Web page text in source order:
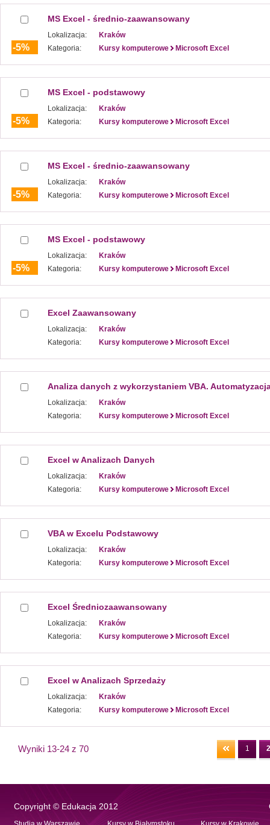
-5%
MS Excel - średnio-zaawansowany
Lokalizacja:
Kraków
Kategoria:
Kursy komputerowe Microsoft Excel
-5%
MS Excel - podstawowy
Lokalizacja:
Kraków
Kategoria:
Kursy komputerowe Microsoft Excel
-5%
MS Excel - średnio-zaawansowany
Lokalizacja:
Kraków
Kategoria:
Kursy komputerowe Microsoft Excel
-5%
MS Excel - podstawowy
Lokalizacja:
Kraków
Kategoria:
Kursy komputerowe Microsoft Excel
Excel Zaawansowany
Lokalizacja:
Kraków
Kategoria:
Kursy komputerowe Microsoft Excel
Analiza danych z wykorzystaniem VBA.
Lokalizacja:
Kraków
Kategoria:
Kursy komputerowe Microsoft Excel
Excel w Analizach Danych
Lokalizacja:
Kraków
Kategoria:
Kursy komputerowe Microsoft Excel
VBA w Excelu Podstawowy
Lokalizacja:
Kraków
Kategoria:
Kursy komputerowe Microsoft Excel
Excel Średniozaawansowany
Lokalizacja:
Kraków
Kategoria:
Kursy komputerowe Microsoft Excel
Excel w Analizach Sprzedaży
Lokalizacja:
Kraków
Kategoria:
Kursy komputerowe Microsoft Excel
Wyniki 13-24 z 70 1 2
Copyright © Edukacja 2012